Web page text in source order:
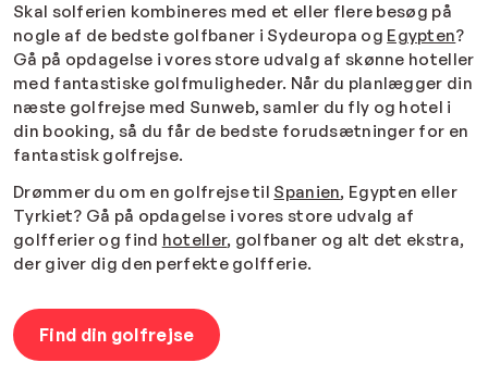
Skal solferien kombineres med et eller flere besøg på
nogle af de bedste golfbaner i Sydeuropa og Egypten?
Gå på opdagelse i vores store udvalg af skønne hoteller
med fantastiske golfmuligheder. Når du planlægger din
næste golfrejse med Sunweb, samler du fly og hotel i
din booking, så du får de bedste forudsætninger for en
fantastisk golfrejse.
Drømmer du om en golfrejse til Spanien, Egypten eller
Tyrkiet? Gå på opdagelse i vores store udvalg af
golfferier og find hoteller, golfbaner og alt det ekstra,
der giver dig den perfekte golfferie.
Find din golfrejse